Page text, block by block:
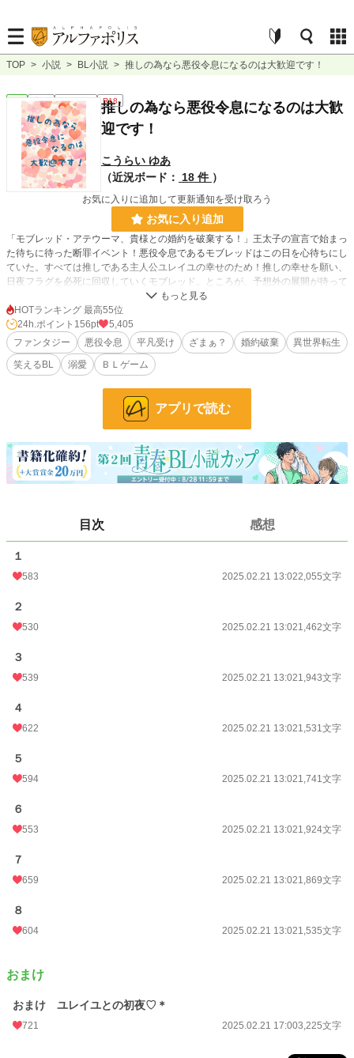
TOP > 小説 > BL小説 > 推しの為なら悪役令息になるのは大歓迎です！
BL 完結 ｼｮｰﾄｼｮｰﾄ R18
推しの為なら悪役令息になるのは大歓
迎です！
こうらい ゆあ
（近況ボード：
18 件 ）
お気に入りに追加して更新通知を受け取ろう
お気に入り追加
「モブレッド・アテウーマ、貴様との婚約を破棄する！」王太子の宣言で始まっ
た待ちに待った断罪イベント！悪役令息であるモブレッドはこの日を心待ちにし
ていた。すべては推しである主人公ユレイユの幸せのため！推しの幸せを願い、
日夜フラグを必死に回収していくモブレッド。ところが、予想外の展開が待って
小説 8,870 位 / 228,955 件
BL 1,890 位 / 31,454 件
文字数 17,285
更新日時 2025.02.21 17:00
2025.02.21 18:01
週間ポイント
月間ポイント
年間ポイント
累計ポイント
HOTランキング 最高55位
24h.ポイント 156pt
5,405
ファンタジー
悪役令息 平凡受け ざまぁ？ 婚約破棄
異世界転生
笑えるBL
溺愛 ＢＬゲーム
アプリで読む
目次 感想
１
583 2025.02.21 13:022,055文字
２
530 2025.02.21 13:021,462文字
３
539 2025.02.21 13:021,943文字
４
622 2025.02.21 13:021,531文字
５
594 2025.02.21 13:021,741文字
６
553 2025.02.21 13:021,924文字
７
659 2025.02.21 13:021,869文字
８
604 2025.02.21 13:021,535文字
おまけ
おまけ ユレイユとの初夜♡＊
721 2025.02.21 17:003,225文字